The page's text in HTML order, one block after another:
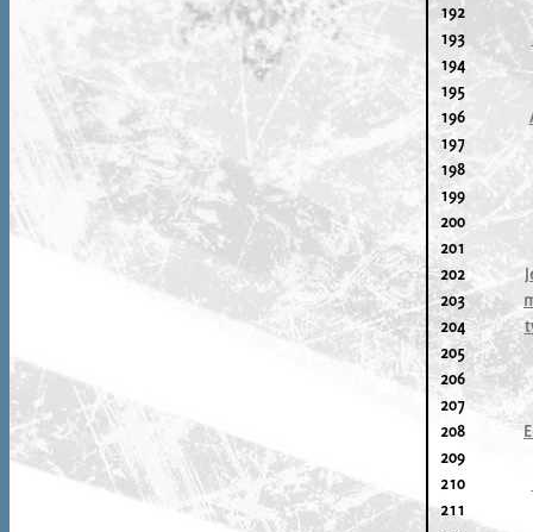
192
193
194
195
196
197
198
199
200
201
202
203
204
205
206
207
208
209
210
211